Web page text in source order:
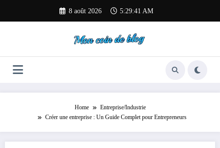
contenu
8 août 2026 5:29:42 AM
Home
Entreprise/Industrie
Créer une entreprise : Un Guide Complet pour Entrepreneurs